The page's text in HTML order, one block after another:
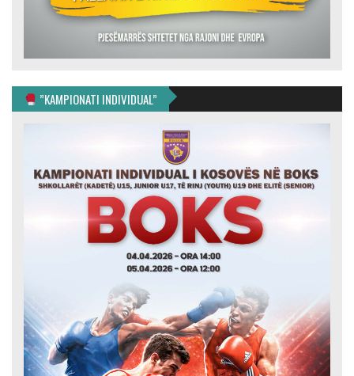
”KAMPIONATI INDIVIDUAL”